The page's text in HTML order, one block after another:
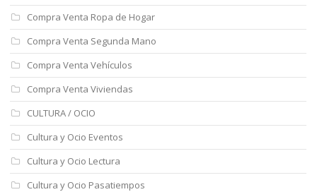
Compra Venta Ropa de Hogar
Compra Venta Segunda Mano
Compra Venta Vehículos
Compra Venta Viviendas
CULTURA / OCIO
Cultura y Ocio Eventos
Cultura y Ocio Lectura
Cultura y Ocio Pasatiempos